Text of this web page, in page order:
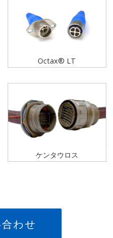
Octax® LT
ケンタウロス
わせ